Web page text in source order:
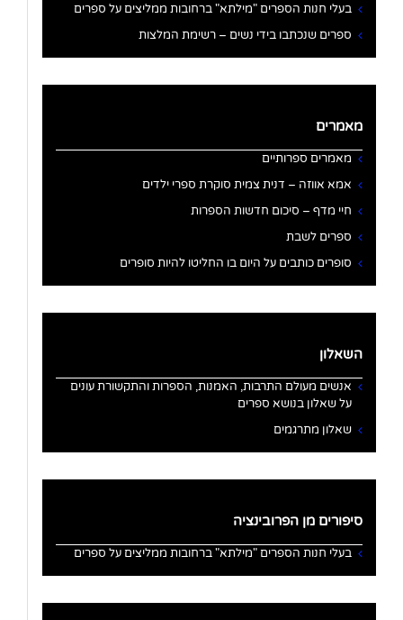
בעלי חנות הספרים "מילתא" ברחובות ממליצים על ספרים
ספרים שנכתבו בידי נשים – רשימת המלצות
מאמרים
מאמרים ספרותיים
אמא אווזה – דנית צמית סוקרת ספרי ילדים
חיי מדף – סיכום חדשות הספרות
ספרים לשבת
סופרים כותבים על היום בו החליטו להיות סופרים
השאלון
אנשים מעולם התרבות, האמנות, הספרות והתקשורת עונים
על שאלון בנושא ספרים
שאלון מתרגמים
סיפורים מן הפרובינציה
בעלי חנות הספרים "מילתא" ברחובות ממליצים על ספרים